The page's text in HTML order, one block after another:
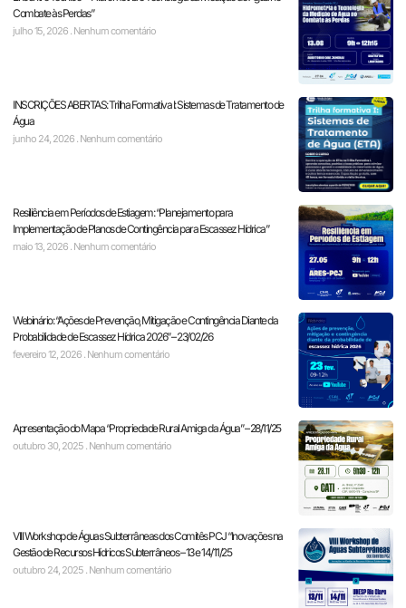
Combate às Perdas”
julho 15, 2026 Nenhum comentário
INSCRIÇÕES ABERTAS: Trilha Formativa I: Sistemas de Tratamento de
Água
junho 24, 2026 Nenhum comentário
Resiliência em Períodos de Estiagem: “Planejamento para
Implementação de Planos de Contingência para Escassez Hídrica”
maio 13, 2026 Nenhum comentário
Webinário: “Ações de Prevenção, Mitigação e Contingência Diante da
Probabilidade de Escassez Hídrica 2026” – 23/02/26
fevereiro 12, 2026 Nenhum comentário
Apresentação do Mapa “Propriedade Rural Amiga da Água” – 28/11/25
outubro 30, 2025 Nenhum comentário
VIII Workshop de Águas Subterrâneas dos Comitês PCJ “Inovações na
Gestão de Recursos Hídricos Subterrâneos – 13 e 14/11/25
outubro 24, 2025 Nenhum comentário